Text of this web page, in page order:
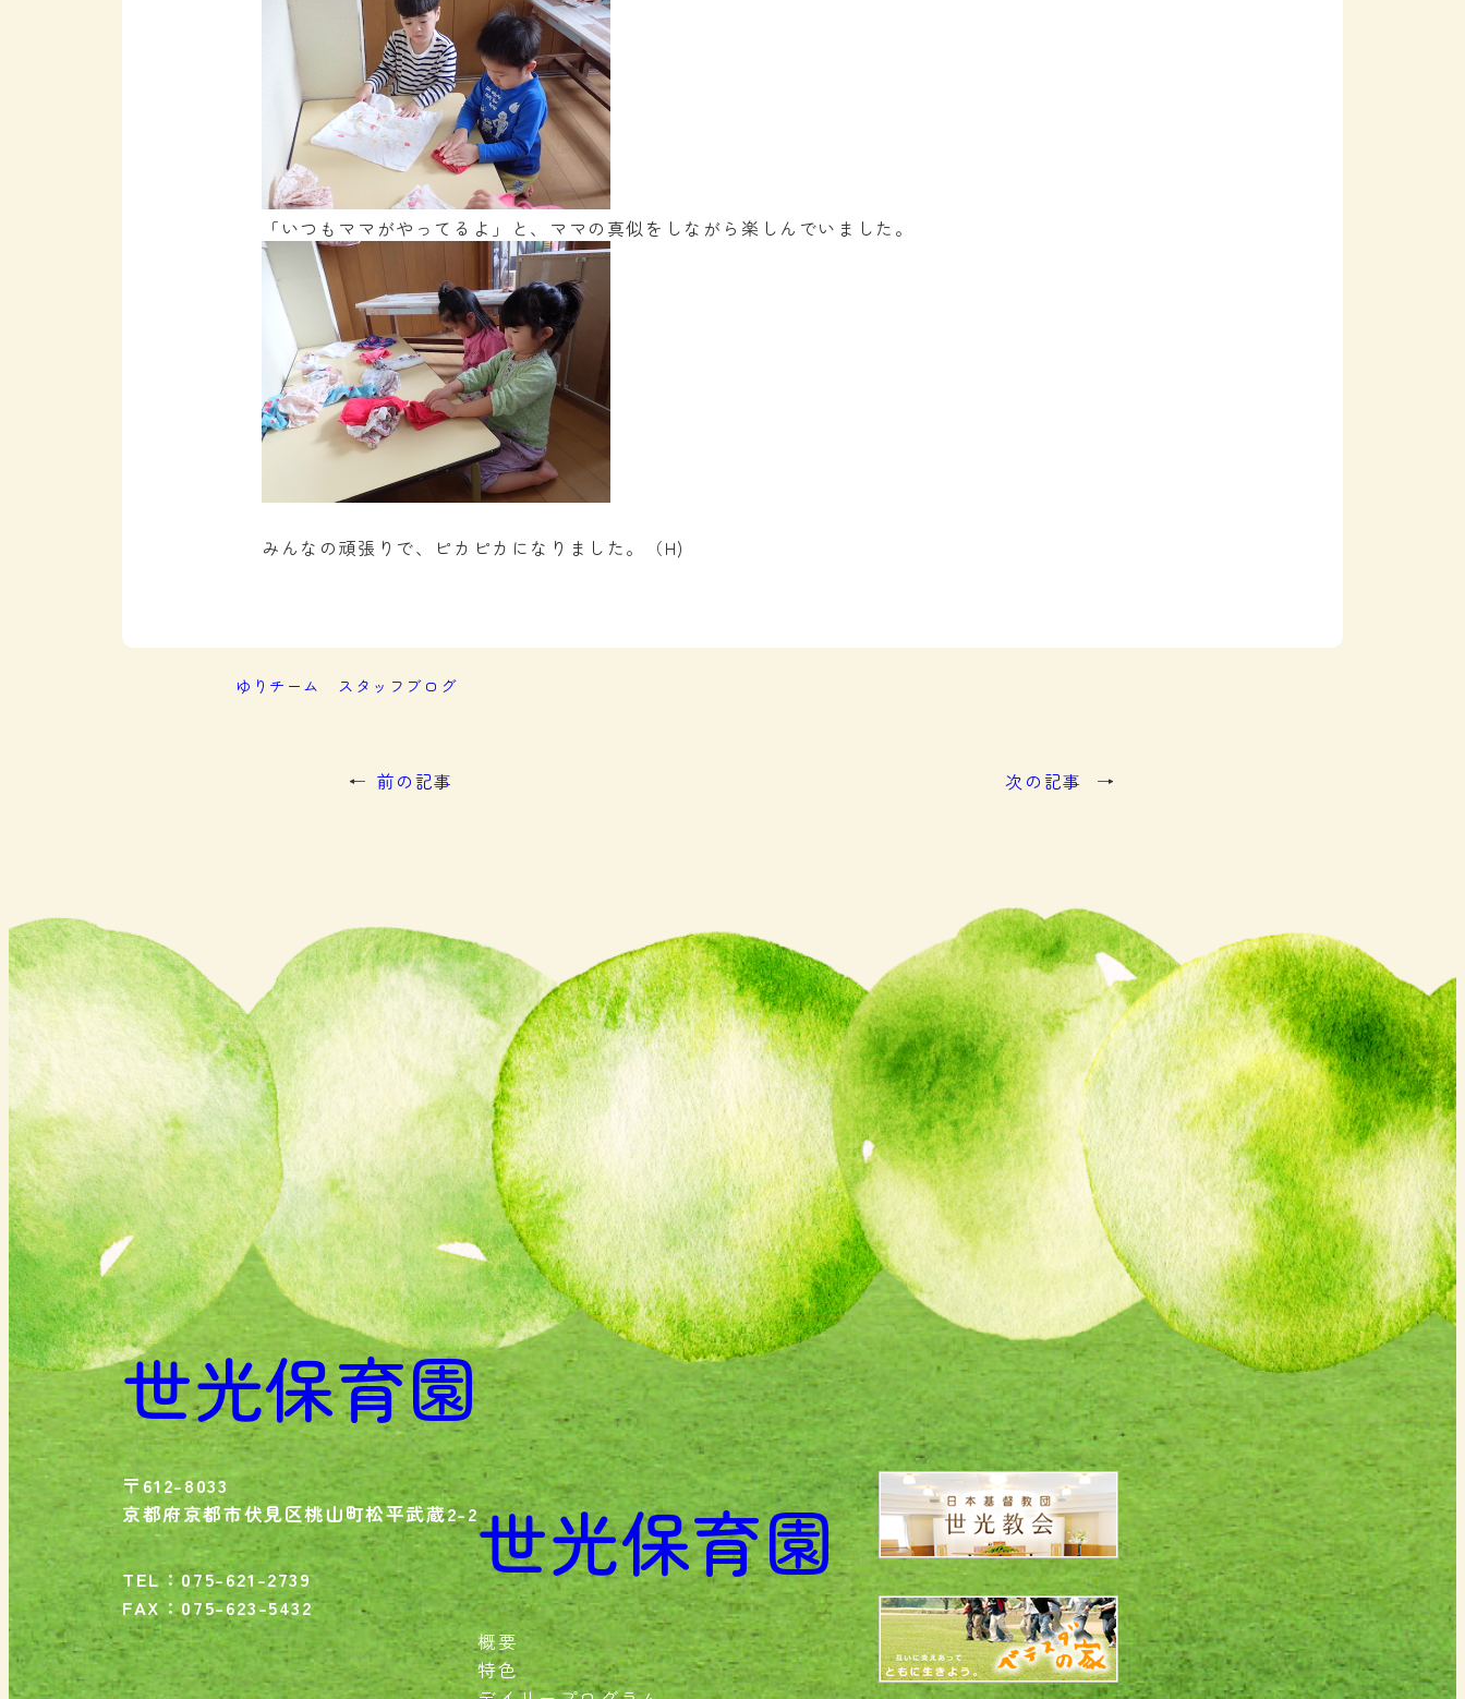
「いつもママがやってるよ」と、ママの真似をしながら楽しんでいました。
みんなの頑張りで、ピカピカになりました。（H)
ゆりチーム スタッフブログ
← 前の記事 次の記事 →
世光保育園
〒612-8033
京都府京都市伏見区桃山町松平武蔵2-2
TEL：075-621-2739
FAX：075-623-5432
世光保育園
概要
特色